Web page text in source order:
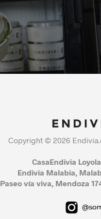
Copyright © 2026
CasaEndivia
Endivia Malabia,
Paseo vía viva, Mendoza